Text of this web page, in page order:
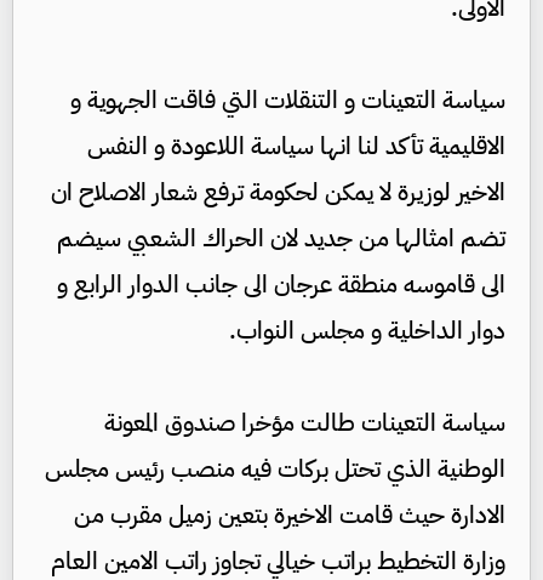
الاولى.
سياسة التعينات و التنقلات التي فاقت الجهوية و
الاقليمية تأكد لنا انها سياسة اللاعودة و النفس
الاخير لوزيرة لا يمكن لحكومة ترفع شعار الاصلاح ان
تضم امثالها من جديد لان الحراك الشعبي سيضم
الى قاموسه منطقة عرجان الى جانب الدوار الرابع و
دوار الداخلية و مجلس النواب.
سياسة التعينات طالت مؤخرا صندوق المعونة
الوطنية الذي تحتل بركات فيه منصب رئيس مجلس
الادارة حيث قامت الاخيرة بتعين زميل مقرب من
وزارة التخطيط براتب خيالي تجاوز راتب الامين العام